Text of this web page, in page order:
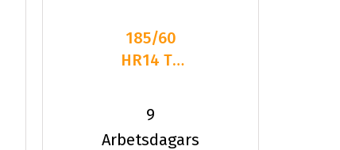
185/60
HR14 TL
SEASON
9
Arbetsdagars